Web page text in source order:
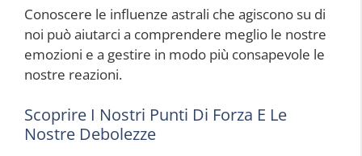
Conoscere le influenze astrali che agiscono su di
noi può aiutarci a comprendere meglio le nostre
emozioni e a gestire in modo più consapevole le
nostre reazioni.
Scoprire I Nostri Punti Di Forza E Le
Nostre Debolezze